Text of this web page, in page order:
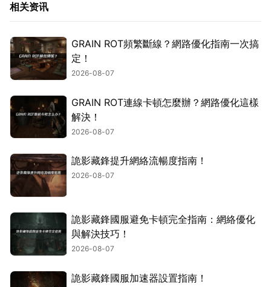
相关资讯
GRAIN ROT頻繁斷線？網路優化指南一次搞
定！
2026-08-07
GRAIN ROT連線卡頓怎麼辦？網路優化這樣
解決！
2026-08-07
詭影藏鋒提升網絡流暢度指南！
2026-08-07
詭影藏鋒國服避免卡頓完全指南：網絡優化
與解決技巧！
2026-08-07
詭影藏鋒國服加速器設置指南！